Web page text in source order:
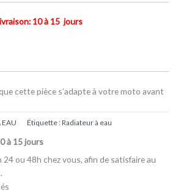
10 à 15 jours
cette pièce s’adapte à votre moto avant
EAU Étiquette :Radiateur à eau
à 15 jours
24 ou 48h chez vous, afin de satisfaire au